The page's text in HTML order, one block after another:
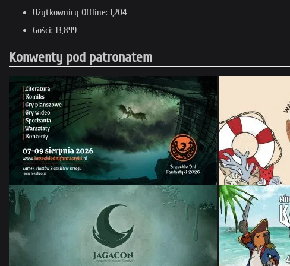
Użytkownicy Offline: 1,204
Gości: 13,899
Konwenty pod patronatem